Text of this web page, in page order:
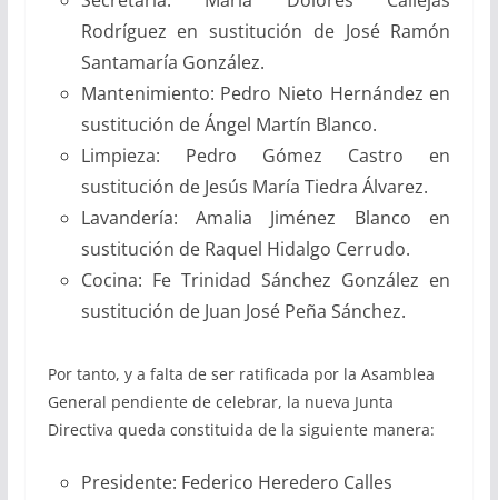
Rodríguez en sustitución de José Ramón
Santamaría González.
Mantenimiento: Pedro Nieto Hernández en
sustitución de Ángel Martín Blanco.
Limpieza: Pedro Gómez Castro en
sustitución de Jesús María Tiedra Álvarez.
Lavandería: Amalia Jiménez Blanco en
sustitución de Raquel Hidalgo Cerrudo.
Cocina: Fe Trinidad Sánchez González en
sustitución de Juan José Peña Sánchez.
Por tanto, y a falta de ser ratificada por la Asamblea
General pendiente de celebrar, la nueva Junta
Directiva queda constituida de la siguiente manera:
Presidente: Federico Heredero Calles